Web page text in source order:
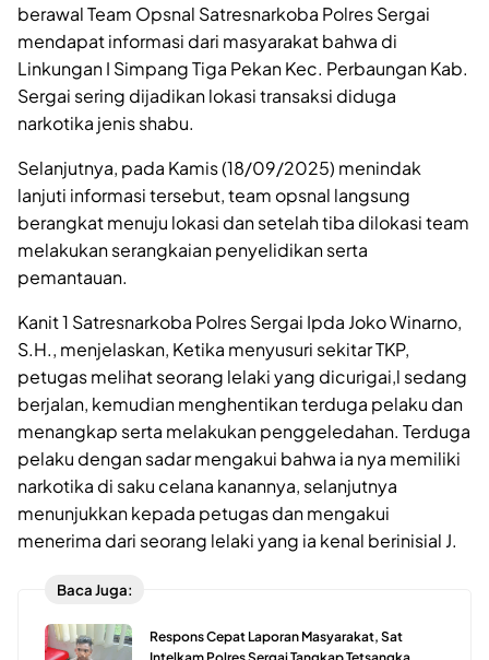
berawal Team Opsnal Satresnarkoba Polres Sergai
mendapat informasi dari masyarakat bahwa di
Linkungan I Simpang Tiga Pekan Kec. Perbaungan Kab.
Sergai sering dijadikan lokasi transaksi diduga
narkotika jenis shabu.
Selanjutnya, pada Kamis (18/09/2025) menindak
lanjuti informasi tersebut, team opsnal langsung
berangkat menuju lokasi dan setelah tiba dilokasi team
melakukan serangkaian penyelidikan serta
pemantauan.
Kanit 1 Satresnarkoba Polres Sergai Ipda Joko Winarno,
S.H., menjelaskan, Ketika menyusuri sekitar TKP,
petugas melihat seorang lelaki yang dicurigai,l sedang
berjalan, kemudian menghentikan terduga pelaku dan
menangkap serta melakukan penggeledahan. Terduga
pelaku dengan sadar mengakui bahwa ia nya memiliki
narkotika di saku celana kanannya, selanjutnya
menunjukkan kepada petugas dan mengakui
menerima dari seorang lelaki yang ia kenal berinisial J.
Baca Juga:
Respons Cepat Laporan Masyarakat, Sat